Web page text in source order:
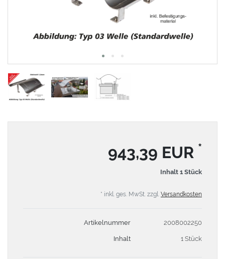
943,39 EUR *
Inhalt 1 Stück
* inkl. ges. MwSt. zzgl. Versandkosten
Artikelnummer 2008002250
Inhalt 1 Stück